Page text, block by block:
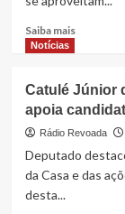
estadual
tutelares
Maranhão
Saiba maisRead
golpe
do
PIX
noite,
Notícias
Catulé Júnior
apoia
Rádio Revoada
Deputado
da Casa e das
desta...